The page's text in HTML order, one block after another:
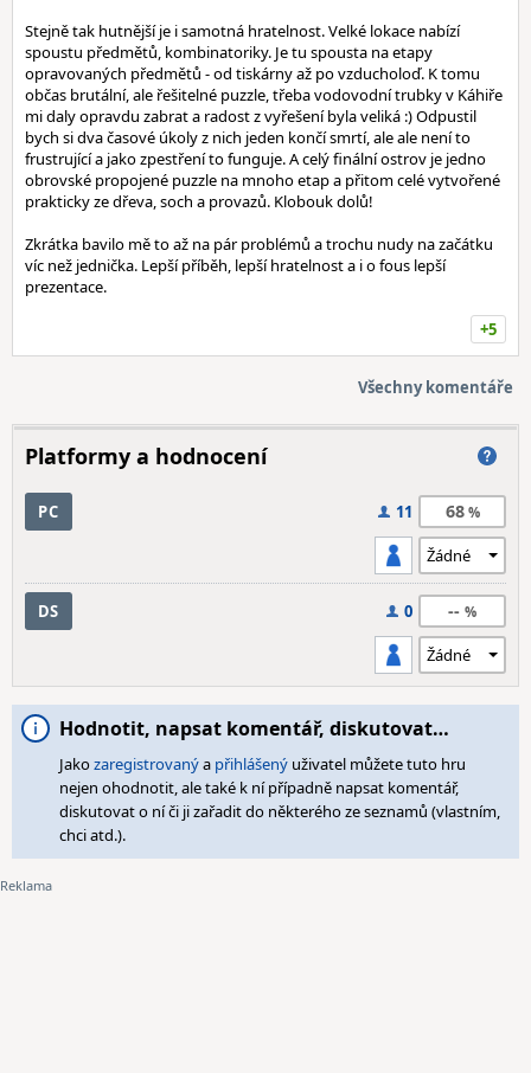
Stejně tak hutnější je i samotná hratelnost. Velké lokace nabízí
spoustu předmětů, kombinatoriky. Je tu spousta na etapy
opravovaných předmětů - od tiskárny až po vzducholoď. K tomu
občas brutální, ale řešitelné puzzle, třeba vodovodní trubky v Káhiře
mi daly opravdu zabrat a radost z vyřešení byla veliká :) Odpustil
bych si dva časové úkoly z nich jeden končí smrtí, ale ale není to
frustrující a jako zpestření to funguje. A celý finální ostrov je jedno
obrovské propojené puzzle na mnoho etap a přitom celé vytvořené
prakticky ze dřeva, soch a provazů. Klobouk dolů!
Zkrátka bavilo mě to až na pár problémů a trochu nudy na začátku
víc než jednička. Lepší příběh, lepší hratelnost a i o fous lepší
prezentace.
+5
Všechny komentáře
Platformy a hodnocení
PC 11 68
DS 0 --
Hodnotit, napsat komentář, diskutovat…
Jakozaregistrovanýa přihlášený uživatel můžete tuto hru
nejen ohodnotit, ale také k ní případně napsat komentář,
diskutovat o ní či ji zařadit do některého ze seznamů (vlastním,
chci atd.).